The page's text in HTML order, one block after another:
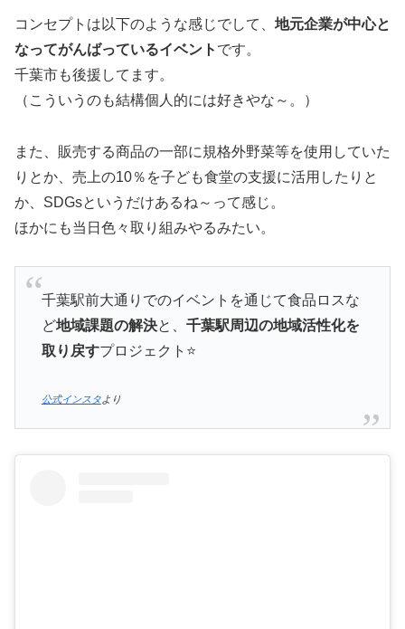
コンセプトは以下のような感じでして、 地元企業が中心と
なってがんばっているイベント です。
千葉市も後援してます。
（こういうのも結構個人的には好きやな～。）
また、販売する商品の一部に規格外野菜等を使用していた
りとか、売上の10％を子ども食堂の支援に活用したりと
か、SDGsというだけあるね～って感じ。
ほかにも当日色々取り組みやるみたい。
千葉駅前大通りでのイベントを通じて食品ロスな
ど地域課題の解決と、 千葉駅周辺の地域活性化を
取り戻すプロジェクト⭐️
公式インスタより